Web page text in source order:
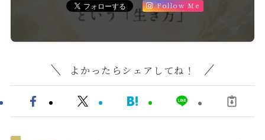
Follow Me
よかったらシェアしてね！